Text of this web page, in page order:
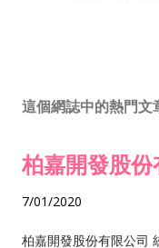
這個網誌中的熱門文
柏嘉開發股份
7/01/2020
柏嘉開發股份有限公司